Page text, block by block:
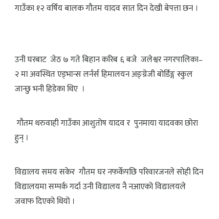
गाउँका १२ वर्षिय बालक गौतम यादव सात दिन देखी बेपत्ता छन ।
उनी घरबाट जेठ ७ गते बिहान करिब ६ बजे जलेश्वर नगरपालिका–
२ मा अवस्थित एड्भान्स लर्नर्स हिमालयन अङ्ग्रेजी बोर्डिङ्ग स्कुल
जान्छु भनी हिडेका थिए ।
गौतम थरुवाही गाउँका आशुतोष यादव र पुनमाया यादवका छोरा
हुन् ।
विद्यालय समय सकेर गौतम घर नफर्केपछि परिवारजनले सोही दिन
विद्यालयमा सम्पर्क गर्दा उनी विद्यालय नै नआएको विद्यालयले
जवाफ दिएको थियो ।